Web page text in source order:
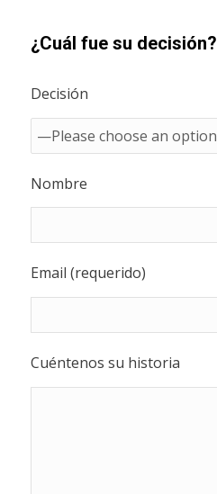
¿Cuál fue su decisión?
Decisión
Nombre
Email (requerido)
Cuéntenos su historia